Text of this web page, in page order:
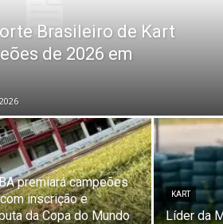
Brasileiro de Kart
de 2026 em
premiará campeões
inscrição e
da Copa do Mundo
KART
Líder da